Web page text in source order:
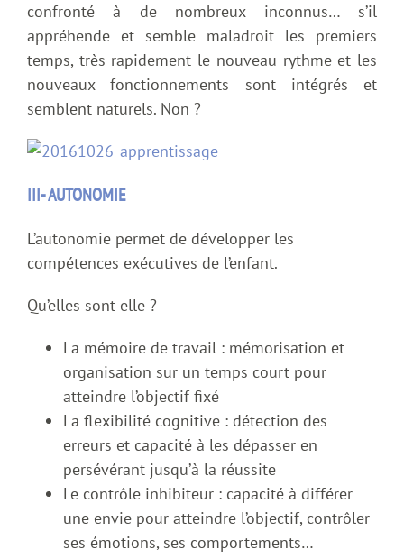
confronté à de nombreux inconnus… s’il
appréhende et semble maladroit les premiers
temps, très rapidement le nouveau rythme et les
nouveaux fonctionnements sont intégrés et
semblent naturels. Non ?
III- AUTONOMIE
L’autonomie permet de développer les
compétences exécutives de l’enfant.
Qu’elles sont elle ?
La mémoire de travail : mémorisation et
organisation sur un temps court pour
atteindre l’objectif fixé
La flexibilité cognitive : détection des
erreurs et capacité à les dépasser en
persévérant jusqu’à la réussite
Le contrôle inhibiteur : capacité à différer
une envie pour atteindre l’objectif, contrôler
ses émotions, ses comportements…